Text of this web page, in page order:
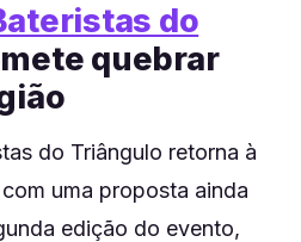
do
quebrar
do Triângulo retorna à
uma proposta ainda
edição do evento,